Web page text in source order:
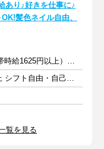
あり♪好きを仕事に♪
髪色ネイル自由、
時給1300円以上（深夜帯時給1625円以上） ＋交通費支給
週1日以上 1日3時間以上 シフト自由・自己申告
覧を見る